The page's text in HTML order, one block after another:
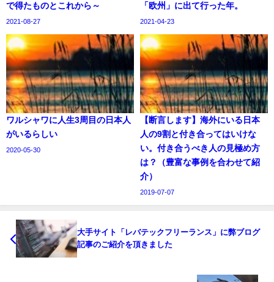
で得たものとこれから～
2021-08-27
「欧州」に出て行った年。
2021-04-23
ワルシャワに人生3周目の日本人
がいるらしい
2020-05-30
【断言します】海外にいる日本
人の9割と付き合ってはいけな
い。付き合うべき人の見極め方
は？（豊富な事例を合わせて紹
介）
2019-07-07
大手サイト「レバテックフリーランス」に弊ブログ
記事のご紹介を頂きました